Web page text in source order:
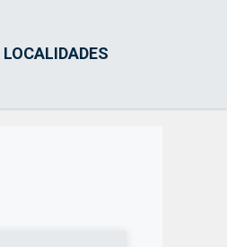
LOCALIDADES